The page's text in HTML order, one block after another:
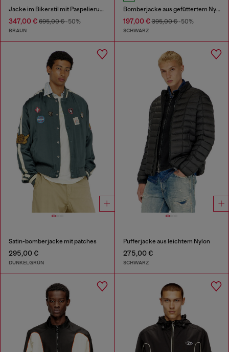
Jacke im Bikerstil mit Paspelierung aus Leder und Denim
347,00 € 695,00 €-50%
BRAUN
Bomberjacke aus gefüttertem Nylon mit Oval D
197,00 €395,00 €-50%
SCHWARZ
Satin-bomberjacke mit patches
295,00 €
DUNKELGRÜN
Pufferjacke aus leichtem Nylon
275,00 €
SCHWARZ